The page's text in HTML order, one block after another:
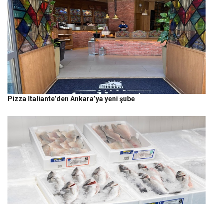
Pizza Italiante’den Ankara’ya yeni şube